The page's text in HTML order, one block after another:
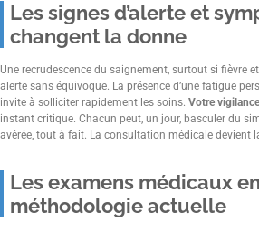
Les signes d’alerte et
changent la donne
Une recrudescence du saignement, surtout si fièvre
alerte sans équivoque. La présence d’une fatigue
invite à solliciter rapidement les soins. Votre
instant critique. Chacun peut, un jour, basculer du
avérée, tout à fait. La consultation médicale devient
Les examens médicaux
méthodologie actuelle